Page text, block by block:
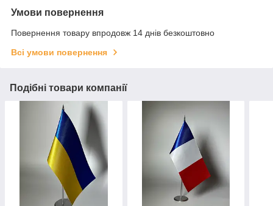
Умови повернення
Повернення товару впродовж 14 днів безкоштовно
Всі умови повернення
Подібні товари компанії